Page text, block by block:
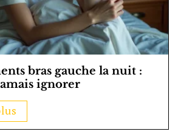
bras gauche la nuit :
ignorer